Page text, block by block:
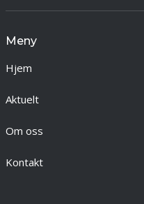
Meny
Hjem
Aktuelt
Om oss
Kontakt